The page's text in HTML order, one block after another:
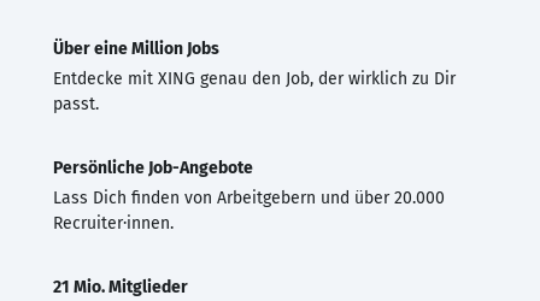
Über eine Million Jobs
Entdecke mit XING genau den Job, der wirklich zu Dir
passt.
Persönliche Job-Angebote
Lass Dich finden von Arbeitgebern und über 20.000
Recruiter·innen.
21 Mio. Mitglieder